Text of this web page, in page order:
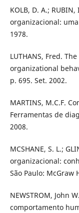
KOLB, D. A.;
organizacional:
1978.
LUTHANS, Fred.
organizational
p. 695. Set. 2002.
MARTINS, M.C.F.
Ferramentas de
2008.
MCSHANE, S. L.;
organizacional:
São Paulo: McGraw
NEWSTROM, John
comportamento